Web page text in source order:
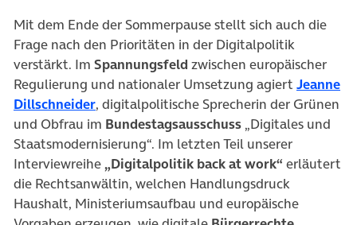
Mit dem Ende der Sommerpause stellt sich auch die
Frage nach den Prioritäten in der Digitalpolitik
verstärkt. Im Spannungsfeld zwischen europäischer
Regulierung und nationaler Umsetzung agiert Jeanne
Dillschneider(öffnet in neuem Tab)
, digitalpolitische Sprecherin der Grünen
und Obfrau im Bundestagsausschuss „Digitales und
Staatsmodernisierung“. Im letzten Teil unserer
Interviewreihe„Digitalpolitik back at work“ erläutert
die Rechtsanwältin, welchen Handlungsdruck
Haushalt, Ministeriumsaufbau und europäische